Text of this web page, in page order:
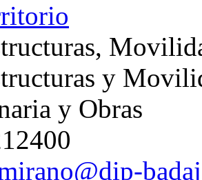
y
y Obras